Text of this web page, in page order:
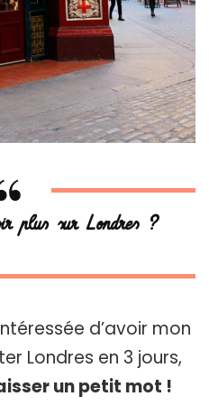
plus sur Londres ?
d’avoir mon
Londres en 3 jours,
un petit mot !